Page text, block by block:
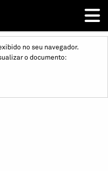
no seu navegador.
o documento: